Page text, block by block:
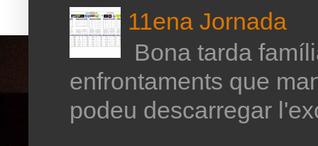
11ena Jornada
Bona tarda
enfrontaments que
podeu descarregar